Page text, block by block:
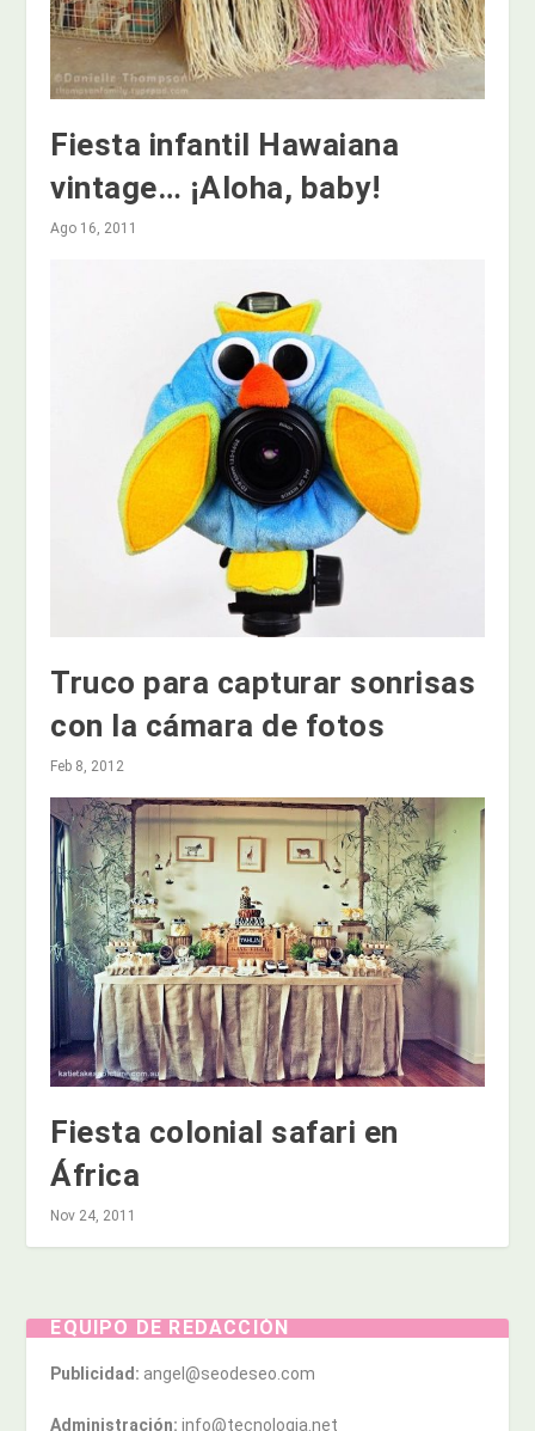
Fiesta infantil Hawaiana
vintage… ¡Aloha, baby!
Ago 16, 2011
Truco para capturar sonrisas
con la cámara de fotos
Feb 8, 2012
Fiesta colonial safari en
África
Nov 24, 2011
EQUIPO DE REDACCIÓN
Publicidad: angel@seodeseo.com
Administración: info@tecnologia.net